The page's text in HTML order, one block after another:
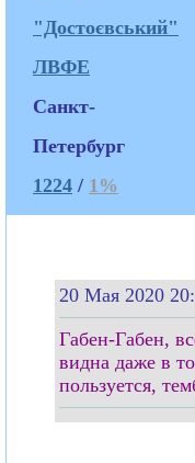
"Достоєвський"
ЛВФЕ
Санкт-
Петербург
1224 / 1%
20 Мая 2020
Габен-Габен,
видна даже в
пользуется,